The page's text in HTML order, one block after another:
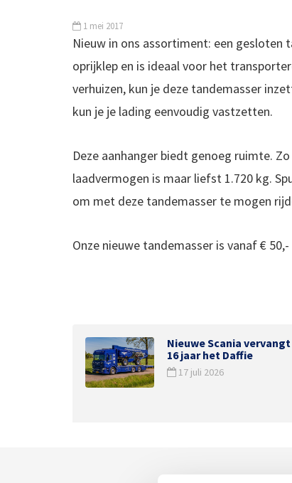
1 mei 2017
Nieuw in ons assortiment: een gesloten
oprijklep en is ideaal voor het
verhuizen, kun je deze tandemasser
kun je je lading eenvoudig vastzetten.
Deze aanhanger biedt genoeg ruimte.
laadvermogen is maar liefst 1.720 kg.
om met deze tandemasser te mogen
Onze nieuwe tandemasser is vanaf €
Nieuwe Scania vervangt
16 jaar het Daffie
17 juli 2026